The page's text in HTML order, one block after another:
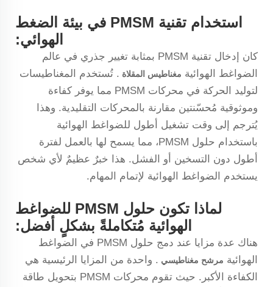
استخدام تقنية PMSM في بيئة الضغط
الهوائي:
كان إدخال تقنية PMSM بمثابة تغيير جذري في عالم
الضواغط الهوائية مغناطيس المقلاة . تُستخدم المغناطيسات
لتوليد الحركة في محركات PMSM مما يوفر كفاءة
وموثوقية مُحسّنتين مقارنة بالمحركات التقليدية. وهذا
يُترجم إلى وقت تشغيل أطول للضواغط الهوائية
باستخدام حلول PMSM، مما يسمح لها بالعمل لفترة
أطول دون التسخين أو الفشل. هذا خبرٌ عظيمٌ لأي شخص
يستخدم الضواغط الهوائية لإتمام المهام.
لماذا تكون حلول PMSM للضواغط
الهوائية مُتكاملةً بشكلٍ أفضل:
هناك عدة مزايا عند دمج حلول PMSM في الضواغط
الهوائية مرشح مغناطيسي . واحدة من المزايا الرئيسية هي
الكفاءة الأكبر. حيث تقوم محركات PMSM بتحويل طاقة